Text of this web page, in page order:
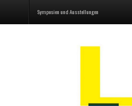
Symposien und Ausstellungen